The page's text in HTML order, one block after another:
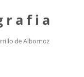
r a f i a
de Albornoz